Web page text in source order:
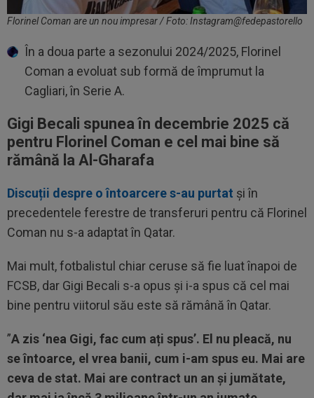
Florinel Coman are un nou impresar / Foto: Instagram@fedepastorello
În a doua parte a sezonului 2024/2025, Florinel
Coman a evoluat sub formă de împrumut la
Cagliari, în Serie A.
Gigi Becali spunea în decembrie 2025 că
pentru Florinel Coman e cel mai bine să
rămână la Al-Gharafa
Discuții despre o întoarcere s-au purtat și în
precedentele ferestre de transferuri pentru că Florinel
Coman nu s-a adaptat în Qatar.
Mai mult, fotbalistul chiar ceruse să fie luat înapoi de
FCSB, dar Gigi Becali s-a opus și i-a spus că cel mai
bine pentru viitorul său este să rămână în Qatar.
”A zis ‘nea Gigi, fac cum ați spus’. El nu pleacă, nu
se întoarce, el vrea banii, cum i-am spus eu. Mai are
ceva de stat. Mai are contract un an și jumătate,